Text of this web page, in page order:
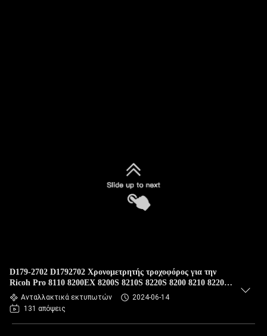
D179-2702 D1792702 Χρονομετρητής τροχοφόρος για την
Ricoh Pro 8110 8200EX 8200S 8210S 8220S 8200 8210 8220
HONGTAIPA
Ανταλλακτικά εκτυπωτών
2024-06-14
131 απόψεις